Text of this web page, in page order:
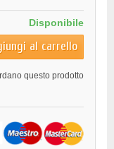
Disponibile
al carrello
questo prodotto